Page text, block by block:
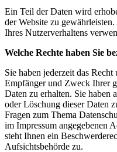
Ein Teil der Daten wird
der Website zu
Ihres Nutzerverhaltens
Welche Rechte haben Sie
Sie haben jederzeit das
Empfänger und Zweck Ihrer
Daten zu erhalten. Sie haben
oder Löschung dieser Daten
Fragen zum Thema
im Impressum angegebenen
steht Ihnen ein
Aufsichtsbehörde zu.